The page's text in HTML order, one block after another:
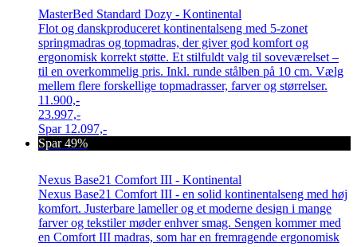
MasterBed Standard Dozy - Kontinental
Flot og danskproduceret kontinentalseng med 5-zonet
springmadras og topmadras, der giver god komfort og
ergonomisk korrekt støtte. Et stilfuldt valg til soveværelset –
til en overkommelig pris. Inkl. runde stålben på 10 cm. Vælg
mellem flere forskellige topmadrasser, farver og størrelser.
11.900,-
23.997,-
Spar 12.097,-
Spar 49%
Nexus Base21 Comfort III - Kontinental
Nexus Base21 Comfort III - en solid kontinentalseng med høj
komfort. Justerbare lameller og et moderne design i mange
farver og tekstiler møder enhver smag. Sengen kommer med
en Comfort III madras, som har en fremragende ergonomisk